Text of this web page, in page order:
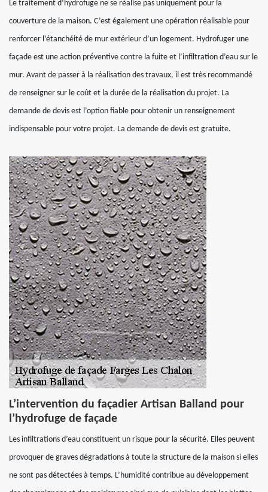
Le traitement d’hydrofuge ne se réalise pas uniquement pour la
couverture de la maison. C’est également une opération réalisable pour
renforcer l’étanchéité de mur extérieur d’un logement. Hydrofuger une
façade est une action préventive contre la fuite et l’infiltration d’eau sur le
mur. Avant de passer à la réalisation des travaux, il est très recommandé
de renseigner sur le coût et la durée de la réalisation du projet. La
demande de devis est l’option fiable pour obtenir un renseignement
indispensable pour votre projet. La demande de devis est gratuite.
L’intervention du façadier Artisan Balland pour
l’hydrofuge de façade
Les infiltrations d’eau constituent un risque pour la sécurité. Elles peuvent
provoquer de graves dégradations à toute la structure de la maison si elles
ne sont pas détectées à temps. L’humidité contribue au développement